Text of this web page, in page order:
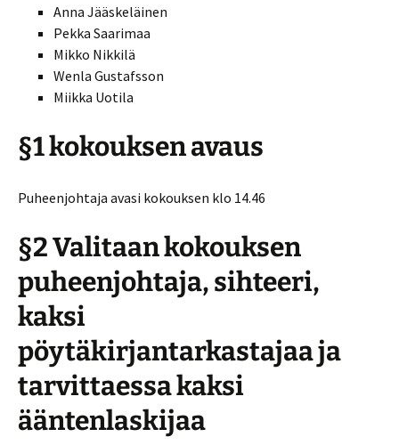
Anna Jääskeläinen
Pekka Saarimaa
Mikko Nikkilä
Wenla Gustafsson
Miikka Uotila
§1 kokouksen avaus
Puheenjohtaja avasi kokouksen klo 14.46
§2 Valitaan kokouksen
puheenjohtaja, sihteeri,
kaksi
pöytäkirjantarkastajaa ja
tarvittaessa kaksi
ääntenlaskijaa